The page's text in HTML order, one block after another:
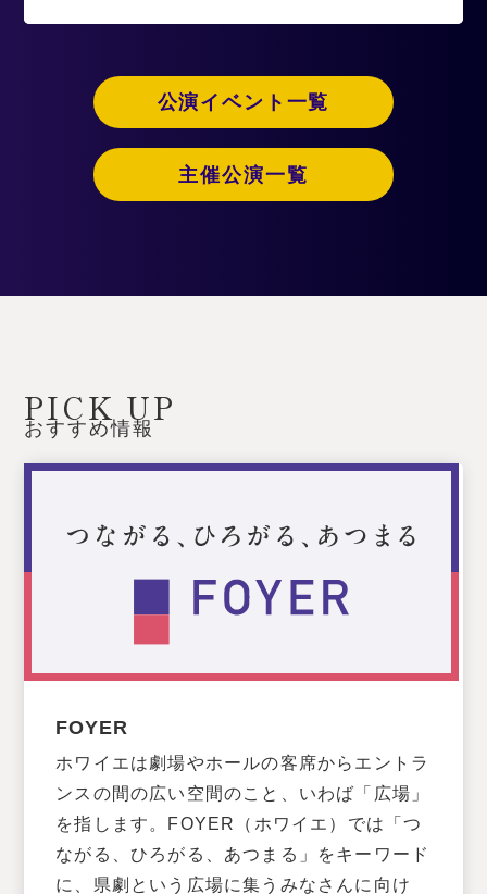
公演イベント一覧
主催公演一覧
PICK UP
おすすめ情報
FOYER
ホワイエは劇場やホールの客席からエントラ
ンスの間の広い空間のこと、いわば「広場」
を指します。FOYER（ホワイエ）では「つ
ながる、ひろがる、あつまる」をキーワード
に、県劇という広場に集うみなさんに向け